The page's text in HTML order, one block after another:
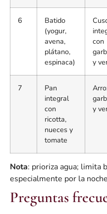
6
Batido
(yogur,
avena,
plátano,
espinaca)
con
y
7
Pan
integral
con
ricotta,
nueces y
tomate
y
Nota: prioriza agua; limita
especialmente por la
Preguntas